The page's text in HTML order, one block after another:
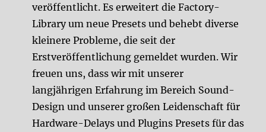
veröffentlicht. Es erweitert die Factory-
Library um neue Presets und behebt diverse
kleinere Probleme, die seit der
Erstveröffentlichung gemeldet wurden. Wir
freuen uns, dass wir mit unserer
langjährigen Erfahrung im Bereich Sound-
Design und unserer großen Leidenschaft für
Hardware-Delays und Plugins Presets für das